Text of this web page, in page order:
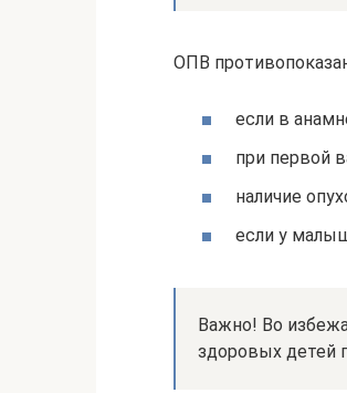
ОПВ
если в
при первой
наличие
если у
Важно! Во
здоровых детей